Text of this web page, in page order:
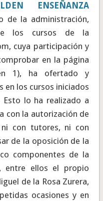
ENSEÑANZA
de la administración,
los cursos de la
cuya participación y
en la página
1), ha ofertado y
en los cursos iniciados
lo ha realizado a
con la autorización de
con tutores, ni con
de la oposición de la
componentes de la
entre ellos el propio
de la Rosa Zurera,
ocasiones y en